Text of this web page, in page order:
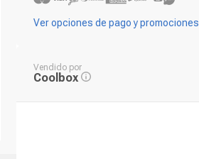
Ver opciones de pago y promociones
Vendido por
Coolbox